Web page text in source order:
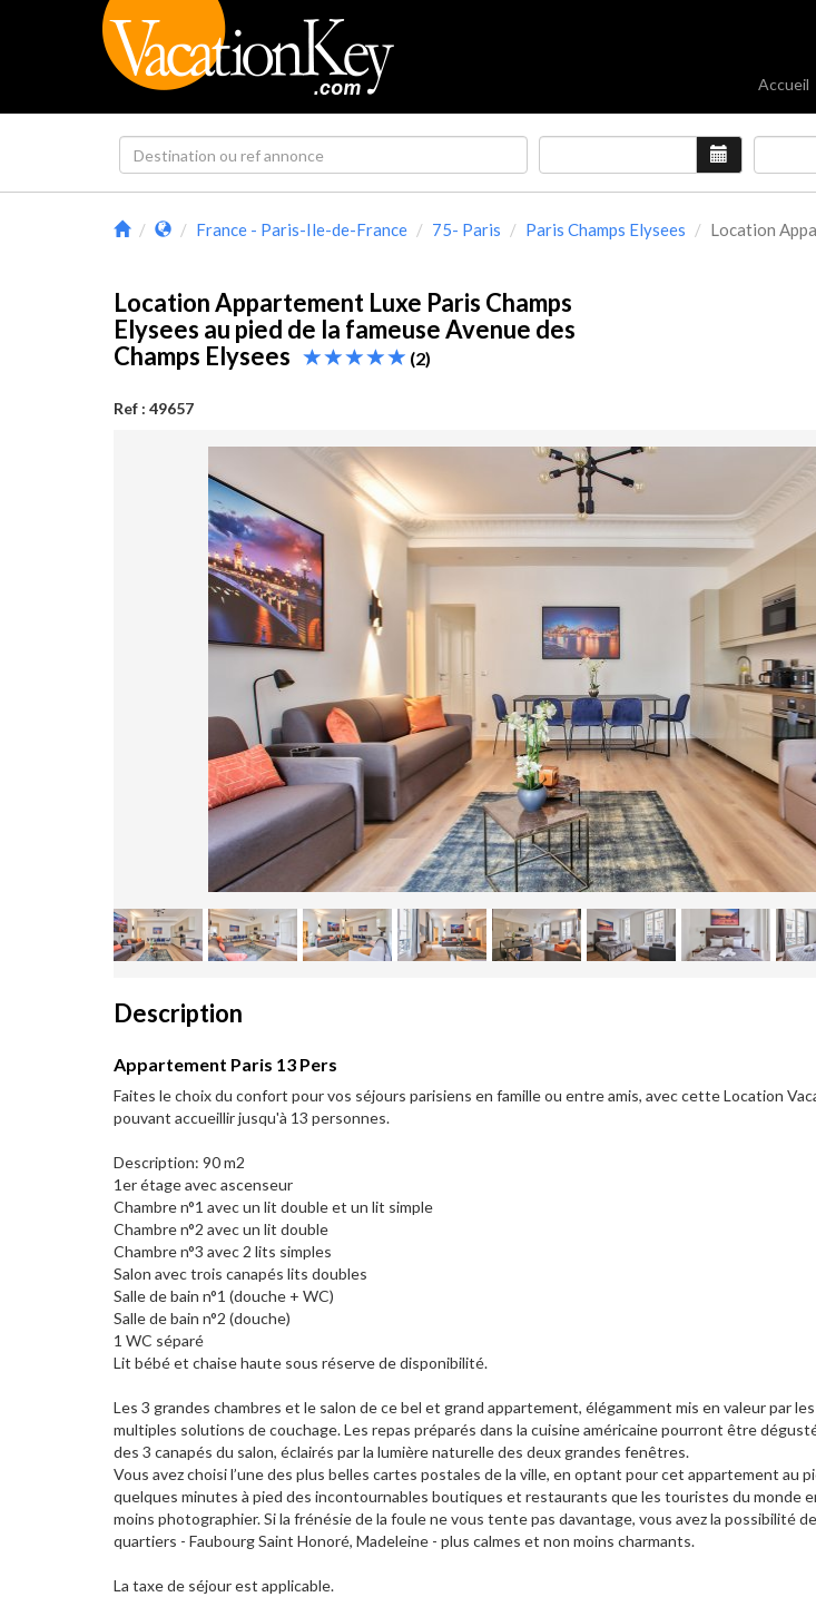
Accueil
France - Paris-Ile-de-France 75- Paris Paris Champs Elysees Location
Location Appartement Luxe Paris Champs
Elysees au pied de la fameuse Avenue des
Champs Elysees
(2)
Ref : 49657
Description
Appartement Paris 13 Pers
Faites le choix du confort pour vos séjours parisiens en famille ou entre amis, avec cette Location
pouvant accueillir jusqu'à 13 personnes.
Description: 90 m2
1er étage avec ascenseur
Chambre n°1 avec un lit double et un lit simple
Chambre n°2 avec un lit double
Chambre n°3 avec 2 lits simples
Salon avec trois canapés lits doubles
Salle de bain n°1 (douche + WC)
Salle de bain n°2 (douche)
1 WC séparé
Lit bébé et chaise haute sous réserve de disponibilité.
Les 3 grandes chambres et le salon de ce bel et grand appartement, élégamment mis en valeur par
multiples solutions de couchage. Les repas préparés dans la cuisine américaine pourront être
des 3 canapés du salon, éclairés par la lumière naturelle des deux grandes fenêtres.
Vous avez choisi l’une des plus belles cartes postales de la ville, en optant pour cet appartement au
quelques minutes à pied des incontournables boutiques et restaurants que les touristes du monde
moins photographier. Si la frénésie de la foule ne vous tente pas davantage, vous avez la possibilité
quartiers - Faubourg Saint Honoré, Madeleine - plus calmes et non moins charmants.
La taxe de séjour est applicable.